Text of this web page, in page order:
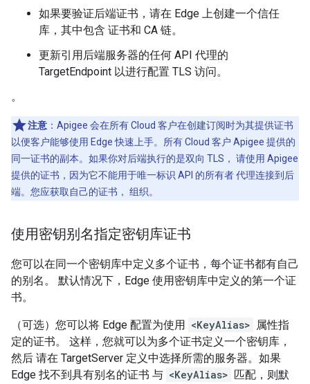
如果要验证后端证书，请在 Edge 上创建一个信任
库，其中包含 证书和 CA 链。
更新引用后端服务器的任何 API 代理的
TargetEndpoint 以进行配置 TLS 访问。
。
注意 ：Apigee 会在所有 Cloud 客户在创建订阅时为其提供证书
以便客户能够使用 Edge 快速上手。所有 Cloud 客户 Apigee 提供的
同一证书的副本。如果你对后端执行的是双向 TLS， 请使用 Apigee
提供的证书，因为它不能用于唯一标识 API 的所有者 代理连接到后
端。您应获取自己的证书， 组织。
使用密钥别名指定密钥库证书
您可以在同一个密钥库中定义多个证书，每个证书都有自己
的别名。 默认情况下，Edge 使用密钥库中定义的第一个证
书。
（可选）您可以将 Edge 配置为使用 <KeyAlias> 属性指
定的证书。 这样，您就可以为多个证书定义一个密钥库，
然后 请在 TargetServer 定义中选择所需的服务器。如果
Edge 找不到具有别名的证书 与 <KeyAlias> 匹配，则默